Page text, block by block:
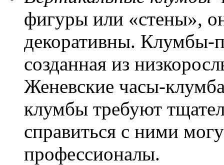
фигуры или «стены»,
декоративны. Клумбы-
созданная из
Женевские часы-
клумбы требуют
справиться с ними
профессионалы.